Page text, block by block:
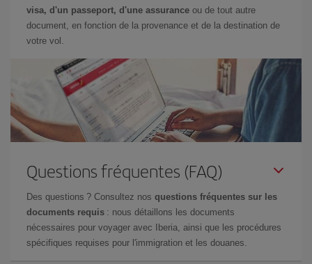
visa, d'un passeport, d'une assurance ou de tout autre
document, en fonction de la provenance et de la destination de
votre vol.
Questions fréquentes (FAQ)
Des questions ? Consultez nos questions fréquentes sur les
documents requis : nous détaillons les documents
nécessaires pour voyager avec Iberia, ainsi que les procédures
spécifiques requises pour l'immigration et les douanes.